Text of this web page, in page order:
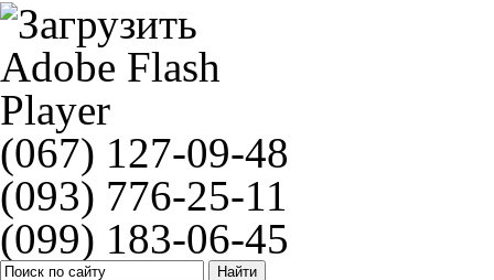
(067) 127-09-48
(093) 776-25-11
(099) 183-06-45